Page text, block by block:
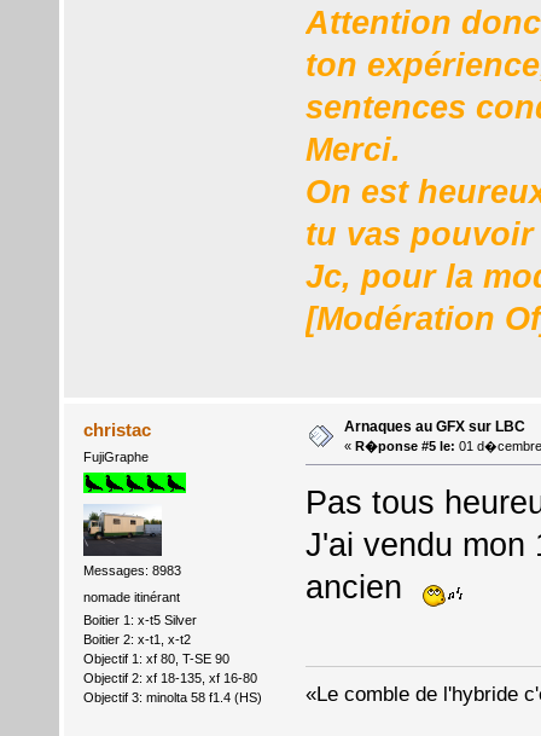
Attention
ton
sentences
Merci.
On est
tu vas
Jc, pour la
[Modération
christac
FujiGraphe
Messages: 8983
nomade itinérant
Boitier 1: x-t5 Silver
Boitier 2: x-t1, x-t2
Objectif 1: xf 80, T-SE 90
Objectif 2: xf 18-135, xf 16-80
Objectif 3: minolta 58 f1.4 (HS)
Arnaques au GFX sur LBC
« R�ponse #5 le: 01
Pas tous
J'ai vendu mon
ancien
«Le comble de l'hybride